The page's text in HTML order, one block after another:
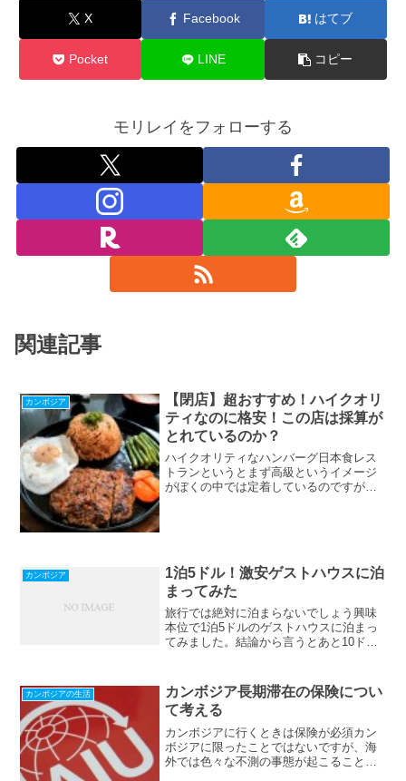
X Facebook はてブ
Pocket LINE コピー
モリレイをフォローする
関連記事
カンボジア
【閉店】超おすすめ！ハイクオリ
ティなのに格安！この店は採算が
とれているのか？
ハイクオリティなハンバーグ日本食レス
トランというとまず高級というイメージ
がぼくの中では定着しているのですが、
カンボジア
1泊5ドル！激安ゲストハウスに泊
まってみた
旅行では絶対に泊まらないでしょう興味
本位で1泊5ドルのゲストハウスに泊まっ
てみました。結論から言うとあと10ドル
れますよ。でも色々と嫌な感じのことも
あるわけです。ぼく...
カンボジアの生活
カンボジア長期滞在の保険につい
て考える
カンボジアに行くときは保険が必須カン
ボジアに限ったことではないですが、海
外では色々な不測の事態が起こることも